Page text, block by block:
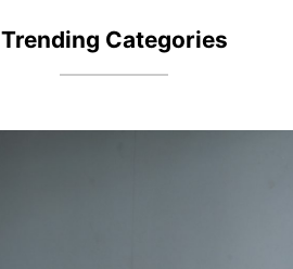
Trending Categories